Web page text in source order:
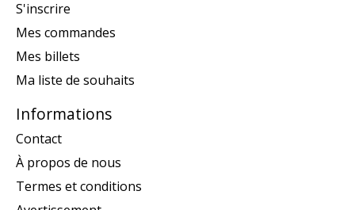
S'inscrire
Mes commandes
Mes billets
Ma liste de souhaits
Informations
Contact
À propos de nous
Termes et conditions